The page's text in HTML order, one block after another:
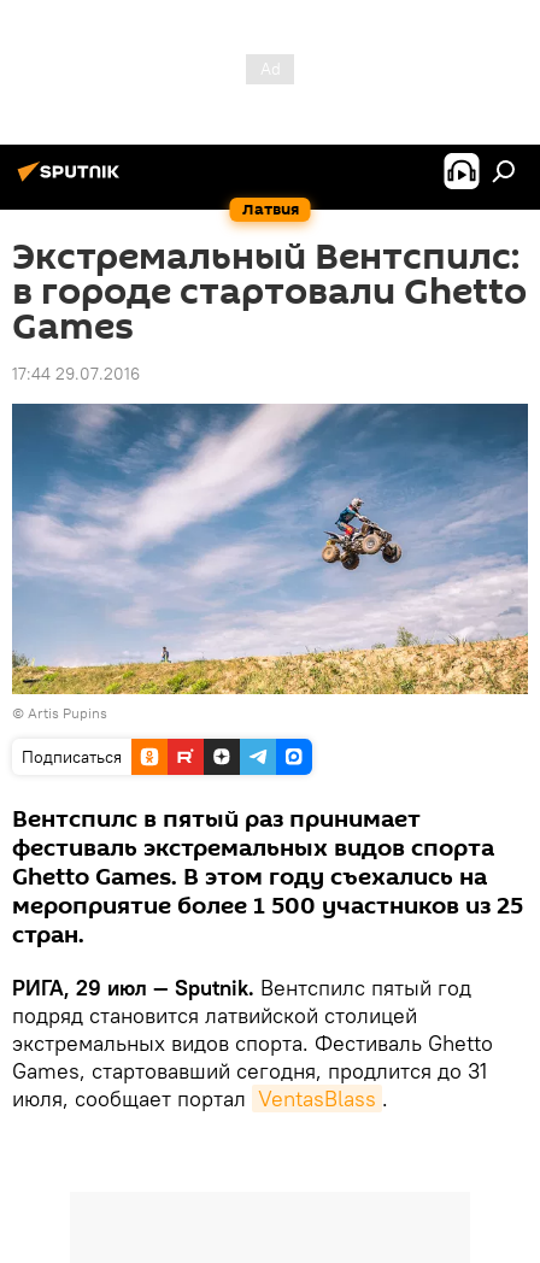
Латвия
Экстремальный Вентспилс:
в городе стартовали Ghetto
Games
17:44 29.07.2016
© Artis Pupins
Подписаться
Вентспилс в пятый раз принимает
фестиваль экстремальных видов спорта
Ghetto Games. В этом году съехались на
мероприятие более 1 500 участников из 25
стран.
РИГА, 29 июл — Sputnik. Вентспилс пятый год
подряд становится латвийской столицей
экстремальных видов спорта. Фестиваль Ghetto
Games, стартовавший сегодня, продлится до 31
июля, сообщает портал VentasBlass .